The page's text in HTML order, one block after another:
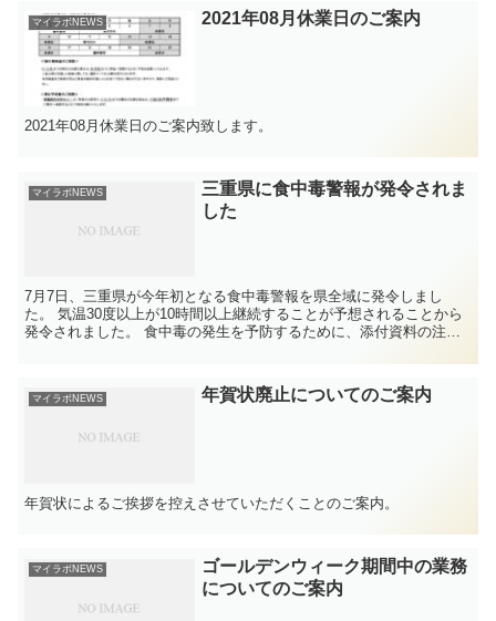
マイラボNEWS 2021年08月休業日のご案内
2021年08月休業日のご案内致します。
マイラボNEWS
三重県に食中毒警報が発令されま
した
7月7日、三重県が今年初となる食中毒警報を県全域に発令しまし
た。 気温30度以上が10時間以上継続することが予想されることから
発令されました。 食中毒の発生を予防するために、添付資料の注意
マイラボNEWS 年賀状廃止についてのご案内
年賀状によるご挨拶を控えさせていただくことのご案内。
マイラボNEWS
ゴールデンウィーク期間中の業務
についてのご案内